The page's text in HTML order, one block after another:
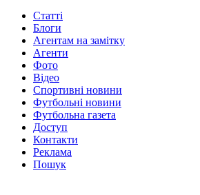
Статті
Блоги
Агентам на замітку
Агенти
Фото
Відео
Спортивні новини
Футбольні новини
Футбольна газета
Доступ
Контакти
Реклама
Пошук